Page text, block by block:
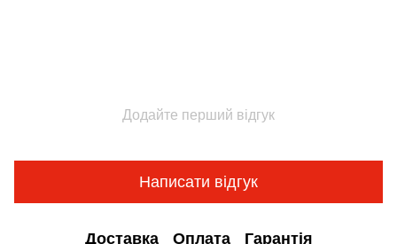
Додайте перший відгук
Написати відгук
Доставка Оплата Гарантія